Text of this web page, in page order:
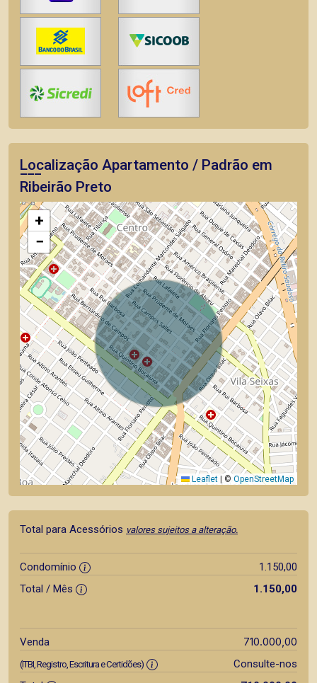
Localização Apartamento / Padrão em
Ribeirão Preto
+
−
Leaflet © OpenStreetMap
Total para Acessórios valores sujeitos a alteração.
Condomínio
1.150,00
Total / Mês
1.150,00
Venda 710.000,00
(ITBI, Registro, Escritura e Certidões)
Consulte-nos